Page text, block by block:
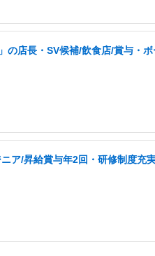
店長・SV候補/飲食店/賞与・ボ
ア/昇給賞与年2回・研修制度充